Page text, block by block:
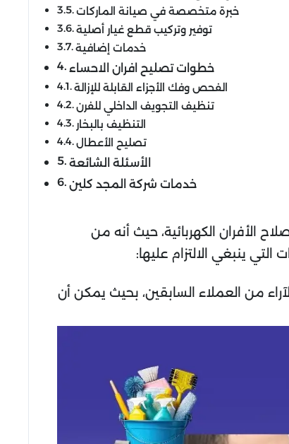
خبرة متخصصة في صيانة الماركات
توفير وتركيب قطع غيار أصلية
خدمات إضافية
خطوات تصليح افران الاحساء
الفحص وفك الأجزاء القابلة للإزالة
تنظيف التجويف الداخلي للفرن
التنظيف بالبخار
تصليح الأعطال
الأسئلة الشائعة
خدمات شركة المجد كلين
الأفران الكهربائية، حيث أنه من
ينبغي الالتزام عليها:
من العملاء السابقين، بحيث يمكن أن